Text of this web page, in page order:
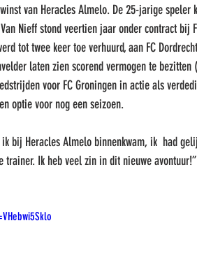
van Heracles Almelo. De 25-jarige
Nieff stond veertien jaar onder contract bij
tot twee keer toe verhuurd, aan FC
laten zien scorend vermogen te
voor FC Groningen in actie als
optie voor nog een seizoen.
bij Heracles Almelo binnenkwam, ik  had
trainer. Ik heb veel zin in dit nieuwe avontuur!”